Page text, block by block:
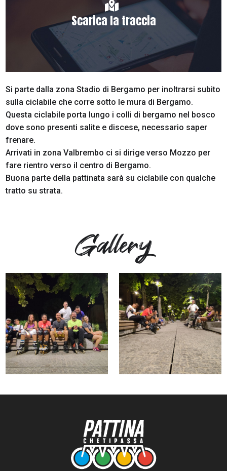
Scarica la traccia
Si parte dalla zona Stadio di Bergamo per inoltrarsi subito
sulla ciclabile che corre sotto le mura di Bergamo.
Questa ciclabile porta lungo i colli di bergamo nel bosco
dove sono presenti salite e discese, necessario saper
frenare.
Arrivati in zona Valbrembo ci si dirige verso Mozzo per
fare rientro verso il centro di Bergamo.
Buona parte della pattinata sarà su ciclabile con qualche
tratto su strata.
Gallery